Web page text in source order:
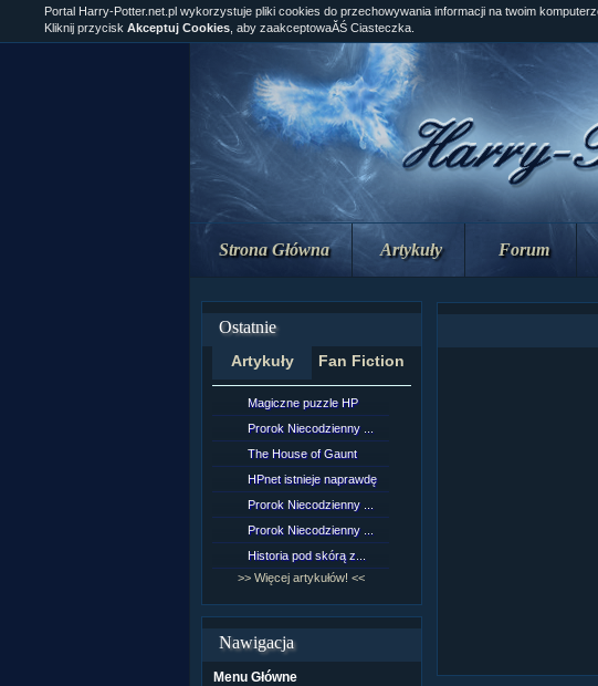
Strona Główna Artykuły Forum
Ostatnie
Artykuły Fan Fiction
Magiczne puzzle HP
Prorok Niecodzienny ...
The House of Gaunt
HPnet istnieje naprawdę
Prorok Niecodzienny ...
Prorok Niecodzienny ...
Historia pod skórą z...
>> Więcej artykułów! <<
Nawigacja
Menu Główne
Portal Harry-Potter.net.pl wykorzystuje pliki cookies do przechowywania informacji na twoim
Kliknij przycisk Akceptuj Cookies , aby zaakceptowaĂŚ Ciasteczka.